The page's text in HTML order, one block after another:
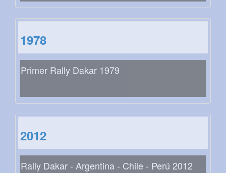
1978
Primer Rally Dakar 1979
2012
Rally Dakar - Argentina - Chile - Perú 2012